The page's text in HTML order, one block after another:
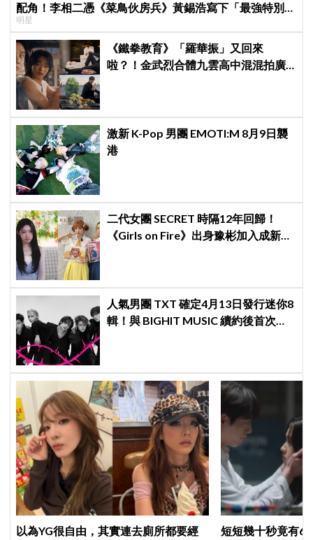
配角！李相二憑《菜鳥伙房兵》黃錫浩寫下「最強特別出
演」傳奇
明星
《鐵拳教育》「羅華振」又回來
啦？！金武烈合體九雲高中混混拍廣
激新 K-Pop 男團 EMOTI:M 8月9日襲
港
二代女團 SECRET 時隔12年回歸！
《Girls on Fire》出身豫彬加入成新成
人氣男團 TXT 確定4月13日發行迷你8
輯！與 BIGHIT MUSIC 續約後首次回
以為YG很自由，其實連去廁所都要經
短短幾十秒竟有6